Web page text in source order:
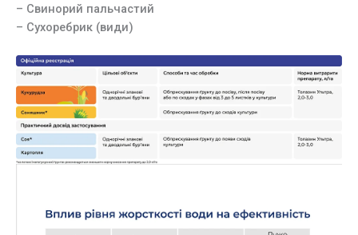
– Свинорий пальчастий
– Сухоребрик (види)